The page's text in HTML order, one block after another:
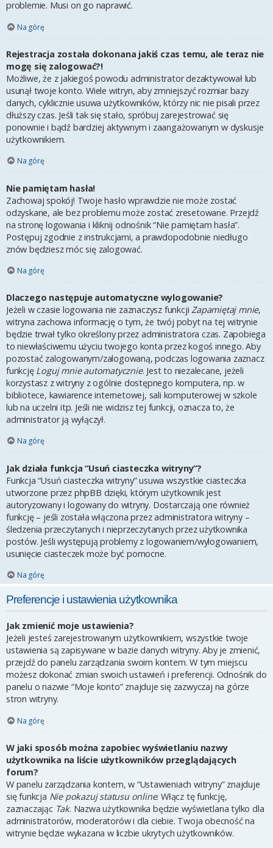
problemie. Musi on go naprawić.
Na górę
Rejestracja została dokonana jakiś czas temu, ale teraz nie
mogę się zalogować?!
Możliwe, że z jakiegoś powodu administrator dezaktywował lub
usunął twoje konto. Wiele witryn, aby zmniejszyć rozmiar bazy
danych, cyklicznie usuwa użytkowników, którzy nic nie pisali przez
dłuższy czas. Jeśli tak się stało, spróbuj zarejestrować się
ponownie i bądź bardziej aktywnym i zaangażowanym w dyskusje
użytkownikiem.
Na górę
Nie pamiętam hasła!
Zachowaj spokój! Twoje hasło wprawdzie nie może zostać
odzyskane, ale bez problemu może zostać zresetowane. Przejdź
na stronę logowania i kliknij odnośnik “Nie pamiętam hasła”.
Postępuj zgodnie z instrukcjami, a prawdopodobnie niedługo
znów będziesz móc się zalogować.
Na górę
Dlaczego następuje automatyczne wylogowanie?
Jeżeli w czasie logowania nie zaznaczysz funkcjiZapamiętaj mnie,
witryna zachowa informację o tym, że twój pobyt na tej witrynie
będzie trwał tylko określony przez administratora czas. Zapobiega
to niewłaściwemu użyciu twojego konta przez kogoś innego. Aby
pozostać zalogowanym/zalogowaną, podczas logowania zaznacz
funkcję Loguj mnie automatycznie. Jest to niezalecane, jeżeli
korzystasz z witryny z ogólnie dostępnego komputera, np. w
bibliotece, kawiarence internetowej, sali komputerowej w szkole
lub na uczelni itp. Jeśli nie widzisz tej funkcji, oznacza to, że
administrator ją wyłączył.
Na górę
Jak działa funkcja “Usuń ciasteczka witryny”?
Funkcja “Usuń ciasteczka witryny” usuwa wszystkie ciasteczka
utworzone przez phpBB dzięki, którym użytkownik jest
autoryzowany i logowany do witryny. Dostarczają one również
funkcję – jeśli została włączona przez administratora witryny –
śledzenia przeczytanych i nieprzeczytanych przez użytkownika
postów. Jeśli występują problemy z logowaniem/wylogowaniem,
usunięcie ciasteczek może być pomocne.
Na górę
Preferencje i ustawienia użytkownika
Jak zmienić moje ustawienia?
Jeżeli jesteś zarejestrowanym użytkownikiem, wszystkie twoje
ustawienia są zapisywane w bazie danych witryny. Aby je zmienić,
przejdź do panelu zarządzania swoim kontem. W tym miejscu
możesz dokonać zmian swoich ustawień i preferencji. Odnośnik do
panelu o nazwie “Moje konto” znajduje się zazwyczaj na górze
stron witryny.
Na górę
W jaki sposób można zapobiec wyświetlaniu nazwy
użytkownika na liście użytkowników przeglądających
forum?
W panelu zarządzania kontem, w “Ustawieniach witryny” znajduje
się funkcja Nie pokazuj statusu online. Włącz tę funkcję,
zaznaczając Tak. Nazwa użytkownika będzie wyświetlana tylko dla
administratorów, moderatorów i dla ciebie. Twoja obecność na
witrynie będzie wykazana w liczbie ukrytych użytkowników.